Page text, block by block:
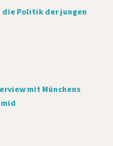
die Politik der jungen
mit Münchens